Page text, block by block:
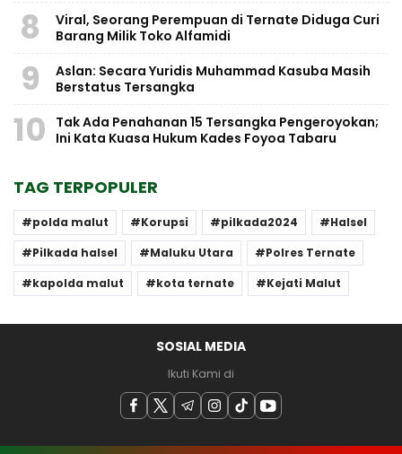
8
Viral, Seorang Perempuan di Ternate Diduga Curi
Barang Milik Toko Alfamidi
9
Aslan: Secara Yuridis Muhammad Kasuba Masih
Berstatus Tersangka
10
Tak Ada Penahanan 15 Tersangka Pengeroyokan;
Ini Kata Kuasa Hukum Kades Foyoa Tabaru
TAG TERPOPULER
polda malut Korupsi pilkada2024
Halsel
Pilkada halsel
Maluku Utara
Polres Ternate
kapolda malut
kota ternate Kejati Malut
SOSIAL MEDIA
Ikuti Kami di